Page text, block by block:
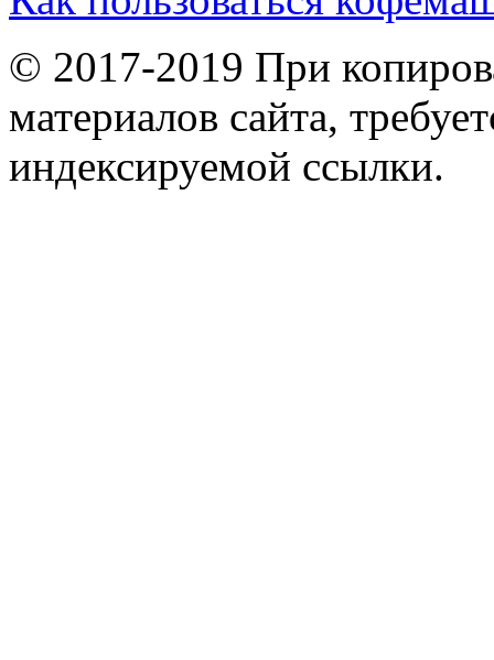
© 2017-2019 При
материалов сайта,
индексируемой ссылки.